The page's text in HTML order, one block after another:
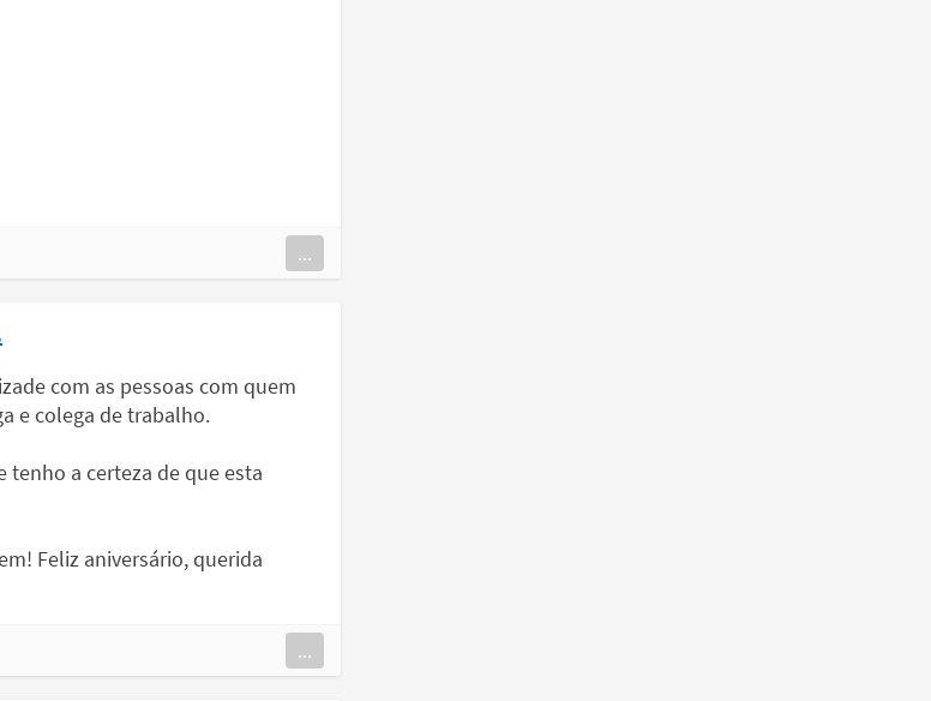
...
com as pessoas com quem
e colega de trabalho.
a certeza de que esta
Feliz aniversário, querida
...